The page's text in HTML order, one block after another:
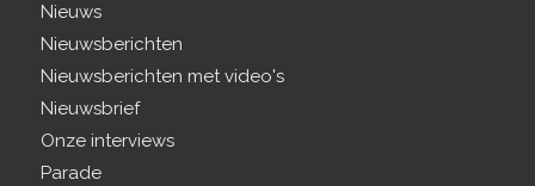
Nieuws
Nieuwsberichten
Nieuwsberichten met video's
Nieuwsbrief
Onze interviews
Parade